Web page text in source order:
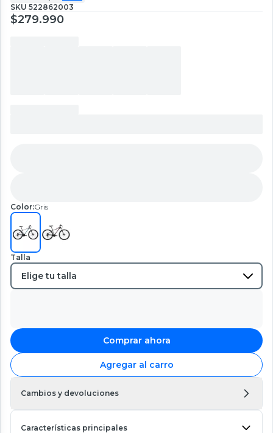
SKU 522862003
$279.990
Color:Gris
Talla
Comprar ahora
Agregar al carro
Cambios y devoluciones
Características principales